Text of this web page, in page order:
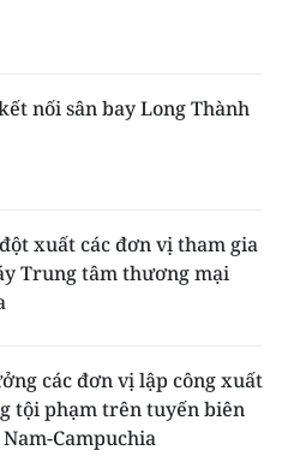
nối sân bay Long Thành
xuất các đơn vị tham gia
Trung tâm thương mại
các đơn vị lập công xuất
tội phạm trên tuyến biên
Campuchia